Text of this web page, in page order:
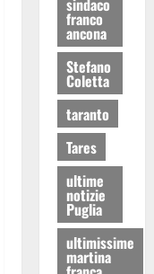
sindaco
franco
ancona
Stefano
Coletta
taranto
Tares
ultime
notizie
Puglia
ultimissime
martina